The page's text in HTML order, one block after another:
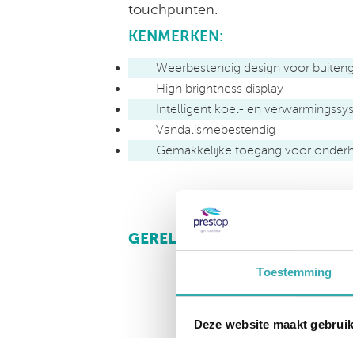
Toestemming
Deze website maakt
touchpunten.
KENMERKEN:
Weerbestendig design voor
High brightness display
Intelligent koel- en
Vandalismebestendig
Gemakkelijke toegang voor
GERELATEERDE PRODUCTEN